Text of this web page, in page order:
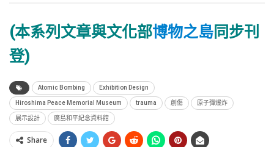
(本系列文章與文化部博物之島同步刊
登)
Atomic Bombing Exhibition Design
Hiroshima Peace Memorial Museum trauma 創傷 原子彈爆炸
展示設計 廣島和平紀念資料館
Share